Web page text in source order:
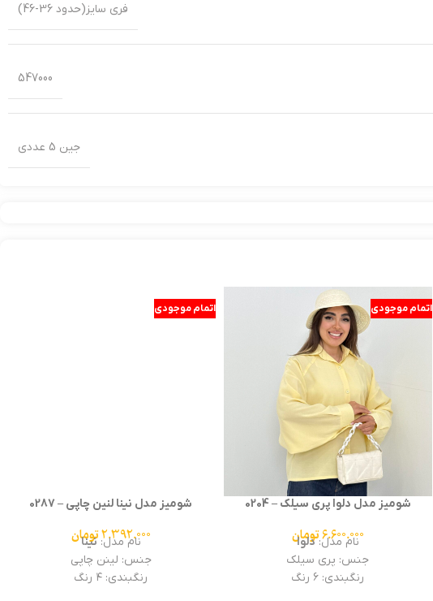
فری سایز(حدود 36-46)
547000
جین 5 عددی
اتمام موجودی
شومیز مدل دلوا پری سیلک – 0204
6.600.000توماننام مدل:دلوا
جنس: پری سیلک
رنگبندی: ۶ رنگ
اتمام موجودی
شومیز مدل نینا لنین چاپی – 0287